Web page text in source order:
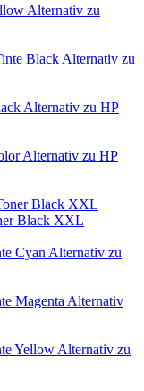
Alternativ zu
Alternativ zu
Alternativ zu HP
Alternativ zu HP
Black XXL
Alternativ zu
Alternativ
Alternativ zu